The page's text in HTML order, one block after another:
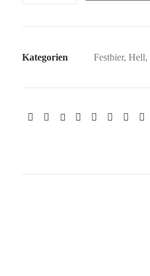
Kategorien Festbier, Hell,